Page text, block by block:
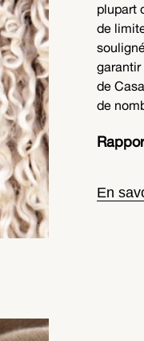
plupart
de
garantir
de
de
En